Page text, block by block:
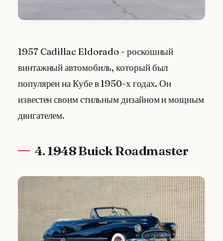
1957 Cadillac Eldorado - роскошный
винтажный автомобиль, который был
популярен на Кубе в 1950-х годах. Он
известен своим стильным дизайном и мощным
двигателем.
4. 1948 Buick Roadmaster